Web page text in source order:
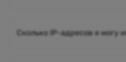
Сколько IP-адресов я могу